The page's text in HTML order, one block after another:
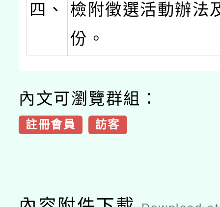
四、
檢附徵選活動辦法
份。
內文可瀏覽群組：
註冊會員 訪客